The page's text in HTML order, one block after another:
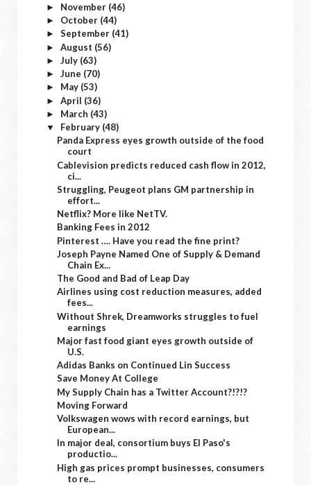
► November (46)
► October (44)
► September (41)
► August (56)
► July (63)
► June (70)
► May (53)
► April (36)
► March (43)
▼ February (48)
Panda Express eyes growth outside of the food
court
Cablevision predicts reduced cash flow in 2012,
ci...
Struggling, Peugeot plans GM partnership in
effort...
Netflix? More like NetTV.
Banking Fees in 2012
Pinterest …. Have you read the fine print?
Joseph Payne Named One of Supply & Demand
Chain Ex...
The Good and Bad of Leap Day
Airlines using cost reduction measures, added
fees...
Without Shrek, Dreamworks struggles to fuel
earnings
Major fast food giant eyes growth outside of
U.S.
Adidas Banks on Continued Lin Success
Save Money At College
My Supply Chain has a Twitter Account?!?!?
Moving Forward
Volkswagen wows with record earnings, but
European...
In major deal, consortium buys El Paso's
productio...
High gas prices prompt businesses, consumers
to re...